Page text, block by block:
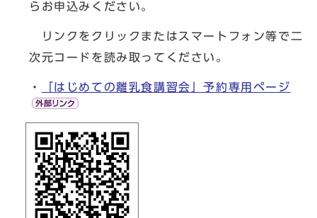
らお申込みください。
リンクをクリックまたはスマートフォン等で二
次元コードを読み取ってください。
・ 「はじめての離乳食講習会」予約専用ページ